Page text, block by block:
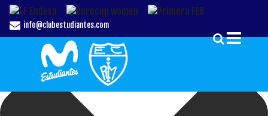
Gestionar el Consentimiento de las Cookies
info@clubestudiantes.com